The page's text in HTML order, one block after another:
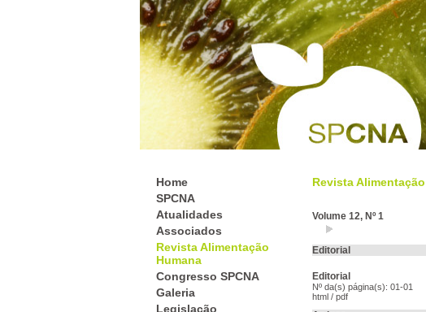
Home
SPCNA
Atualidades
Associados
Revista Alimentação
Humana
Congresso SPCNA
Galeria
Legislação
Revista
Volume 12, Nº 1
Editorial
Editorial
Nº da(s) página(s): 01-01
html / pdf